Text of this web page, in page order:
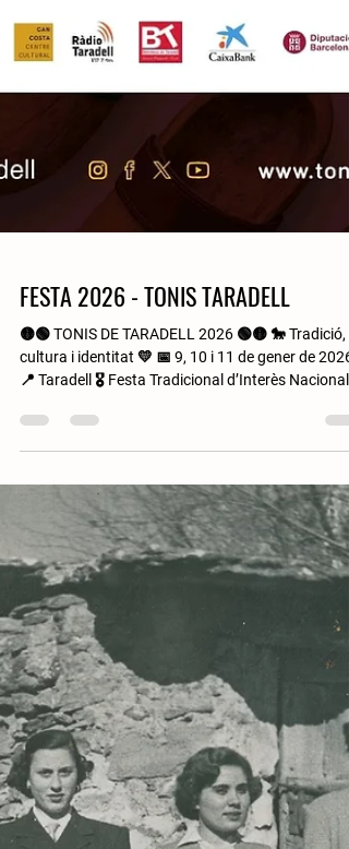
FESTA 2026 - TONIS TARADELL
🟡🟢 TONIS DE TARADELL 2026 🟢🟡 🐎 Tradició,
cultura i identitat 💛 📅 9, 10 i 11 de gener de 2026
📍 Taradell 🎖️ Festa Tradicional d’Interès Nacional
Els carrers s’omplen d’història, cavalls, carros i
emoció per viure una de les festes més
emblemàtiques del país. No t’ho perdis! 👉
nos i estigues al dia de totes les novetats: 🌐
www.tonistaradell.com 📸 Instagram · 👍